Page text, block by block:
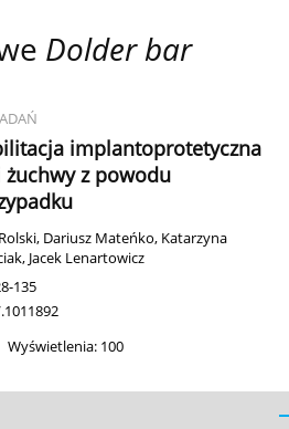
Dolder bar
implantoprotetyczna
z powodu
, Dariusz Mateńko, Katarzyna
, Jacek Lenartowicz
135
Wyświetlenia: 100